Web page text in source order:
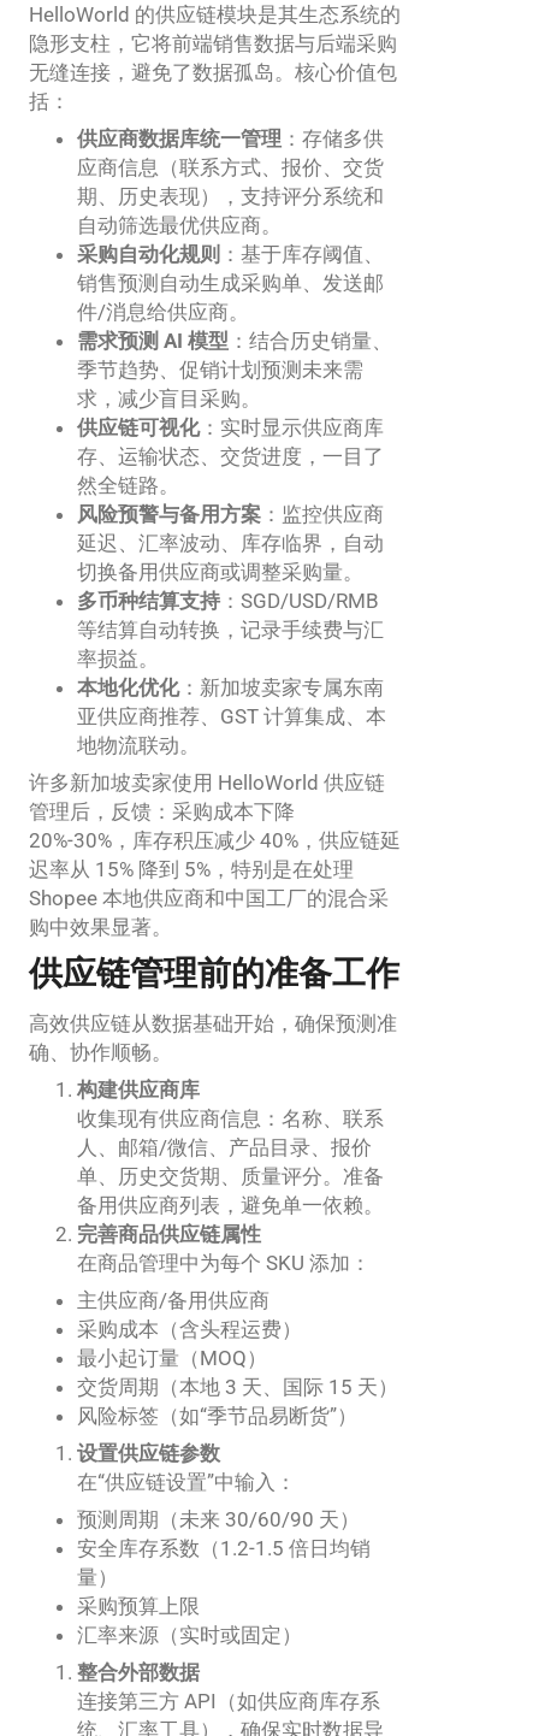
HelloWorld 的供应链模块是其生态系统的
隐形支柱，它将前端销售数据与后端采购
无缝连接，避免了数据孤岛。核心价值包
括：
供应商数据库统一管理 ：存储多供
应商信息（联系方式、报价、交货
期、历史表现），支持评分系统和
自动筛选最优供应商。
采购自动化规则 ：基于库存阈值、
销售预测自动生成采购单、发送邮
件/消息给供应商。
需求预测 AI 模型 ：结合历史销量、
季节趋势、促销计划预测未来需
求，减少盲目采购。
供应链可视化：实时显示供应商库
存、运输状态、交货进度，一目了
然全链路。
风险预警与备用方案 ：监控供应商
延迟、汇率波动、库存临界，自动
切换备用供应商或调整采购量。
多币种结算支持 ：SGD/USD/RMB
等结算自动转换，记录手续费与汇
率损益。
本地化优化：新加坡卖家专属东南
亚供应商推荐、GST 计算集成、本
地物流联动。
许多新加坡卖家使用 HelloWorld 供应链
管理后，反馈：采购成本下降
20%-30%，库存积压减少 40%，供应链延
迟率从 15% 降到 5%，特别是在处理
Shopee 本地供应商和中国工厂的混合采
购中效果显著。
供应链管理前的准备工作
高效供应链从数据基础开始，确保预测准
确、协作顺畅。
构建供应商库
收集现有供应商信息：名称、联系
人、邮箱/微信、产品目录、报价
单、历史交货期、质量评分。准备
备用供应商列表，避免单一依赖。
完善商品供应链属性
在商品管理中为每个 SKU 添加：
主供应商/备用供应商
采购成本（含头程运费）
最小起订量（MOQ）
交货周期（本地 3 天、国际 15 天）
风险标签（如“季节品易断货”）
设置供应链参数
在“供应链设置”中输入：
预测周期（未来 30/60/90 天）
安全库存系数（1.2-1.5 倍日均销
量）
采购预算上限
汇率来源（实时或固定）
整合外部数据
连接第三方 API（如供应商库存系
统、汇率工具），确保实时数据导